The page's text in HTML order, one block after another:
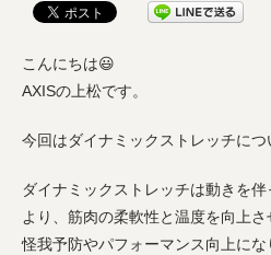
こんにちは😃
AXISの上松です。
今回はダイナミックストレッチにつ
ダイナミックストレッチは動きを
より、筋肉の柔軟性と温度を向上さ
怪我予防やパフォーマンス向上にな